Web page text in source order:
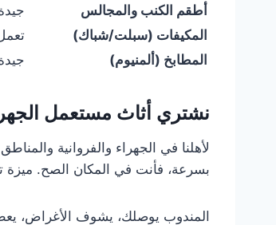
أطقم الكنب والمجالس
المكيفات (سبلت/شباك)
المطابخ (ألمنيوم)
نشتري أثاث مستعمل
لأهلنا في الجهراء والفروانية
بسرعة، فأنت في المكان الصح. ميزة
المندوب يوصلك، يشوف الأغراض،